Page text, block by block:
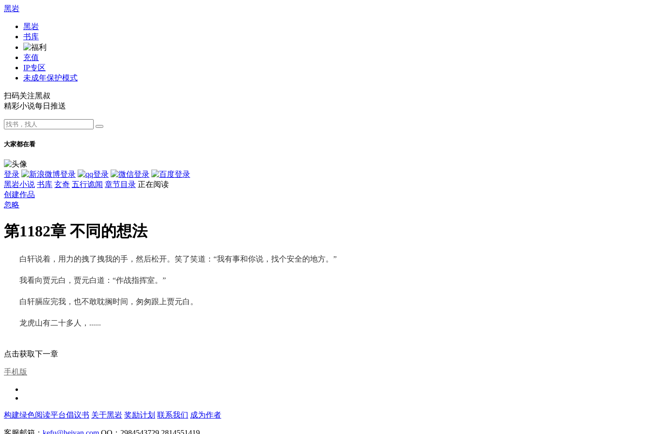
黑岩
黑岩
书库
充值
IP专区
未成年保护模式
扫码关注黑叔
精彩小说每日推送
大家都在看
登录
黑岩小说 书库 玄奇 五行诡闻 章节目录 正在阅读
创建作品
忽略
第1182章 不同的想法
白轩说着，用力的拽了拽我的手，然后松开。笑了笑道：“我有事和你说，找个安全的地方。”
我看向贾元白，贾元白道：“作战指挥室。”
白轩膈应完我，也不敢耽搁时间，匆匆跟上贾元白。
龙虎山有二十多人，......
点击获取下一章
手机版
构建绿色阅读平台倡议书 关于黑岩 奖励计划 联系我们 成为作者